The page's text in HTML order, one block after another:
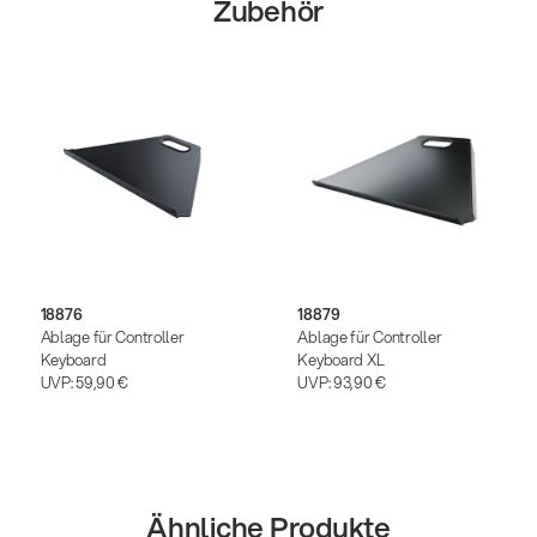
Zubehör
18876
Ablage für Controller
Keyboard
UVP:59,90 €
18879
Ablage für Controller
Keyboard XL
UVP:93,90 €
Ähnliche Produkte